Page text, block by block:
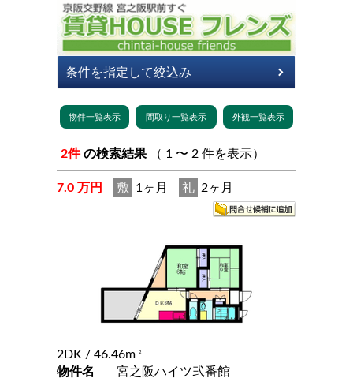
2件 の検索結果 （ 1 〜 2 件を表示）
7.0 万円 敷 1ヶ月 礼 2ヶ月
2DK / 46.46m 2
物件名
宮之阪ハイツ弐番館